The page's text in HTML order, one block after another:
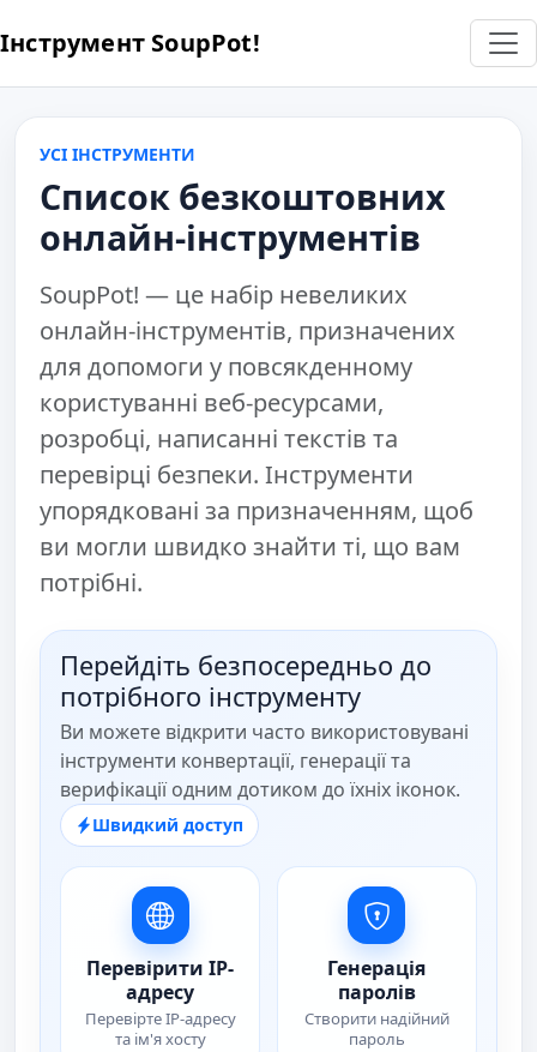
Інструмент SoupPot!
УСІ ІНСТРУМЕНТИ
Список безкоштовних
онлайн-інструментів
SoupPot! — це набір невеликих
онлайн-інструментів, призначених
для допомоги у повсякденному
користуванні веб-ресурсами,
розробці, написанні текстів та
перевірці безпеки. Інструменти
упорядковані за призначенням, щоб
ви могли швидко знайти ті, що вам
потрібні.
Перейдіть безпосередньо до
потрібного інструменту
Ви можете відкрити часто використовувані
інструменти конвертації, генерації та
верифікації одним дотиком до їхніх іконок.
Швидкий доступ
Перевірити IP-
адресу
Перевірте IP-адресу
та ім'я хосту
Генерація
паролів
Створити надійний
пароль